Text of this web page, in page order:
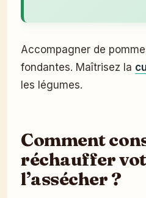
Accompagner de
fondantes. Maîtrisez la
les légumes.
Comment
réchauffer
l’assécher ?